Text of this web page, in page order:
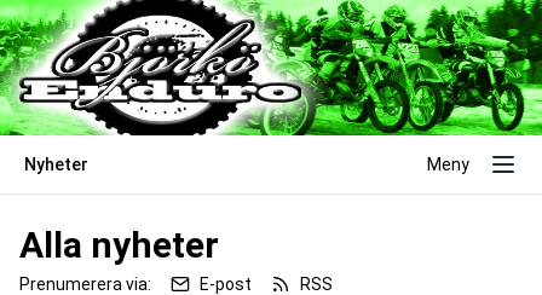
Nyheter Meny
Alla nyheter
Prenumerera via: E-post RSS